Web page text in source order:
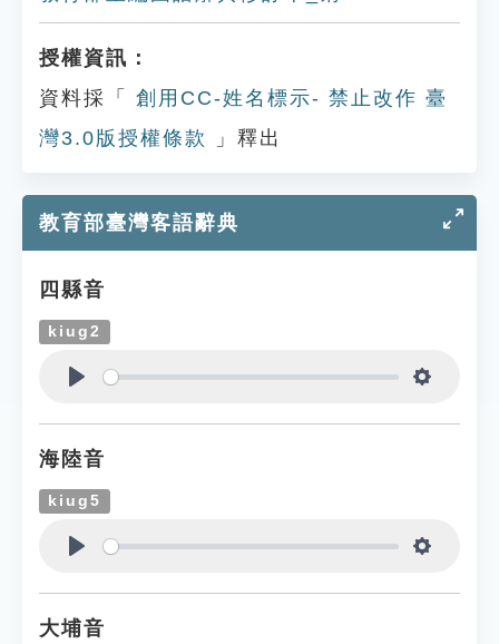
授權資訊：
資料採「
創用CC-姓名標示- 禁止改作 臺
灣3.0版授權條款
」釋出
教育部臺灣客語辭典
四縣音
kiug2
海陸音
kiug5
大埔音